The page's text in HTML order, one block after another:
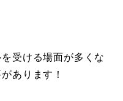
受ける場面が多くな
あります！